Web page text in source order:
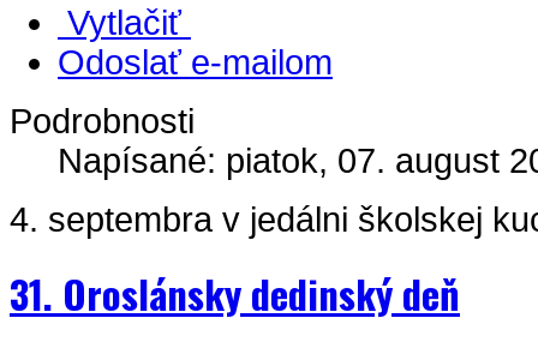
Vytlačiť
Odoslať e-mailom
Podrobnosti
Napísané: piatok, 07. august
4. septembra v jedálni školskej
31. Oroslánsky dedinský deň